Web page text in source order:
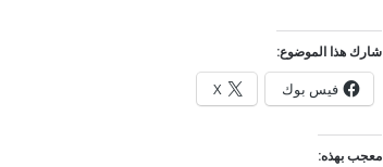
شارك هذا الموضوع:
فيس بوك X
معجب بهذه: